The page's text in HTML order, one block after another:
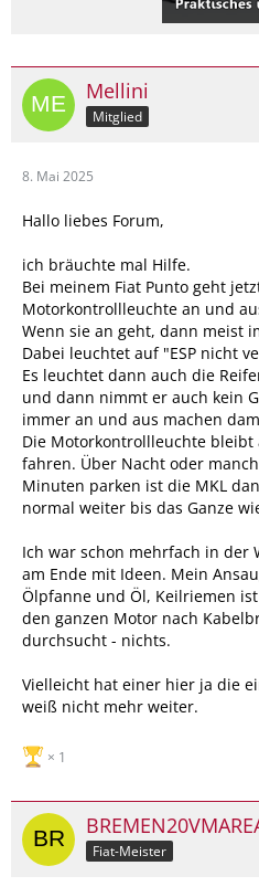
Mellini
Mitglied
8. Mai 2025
Hallo liebes Forum,
ich bräuchte mal Hilfe.
Bei meinem Fiat Punto geht
Motorkontrollleuchte an und
Wenn sie an geht, dann meist
Dabei leuchtet auf "ESP nicht
Es leuchtet dann auch die
und dann nimmt er auch kein
immer an und aus machen
Die Motorkontrollleuchte
fahren. Über Nacht oder
Minuten parken ist die MKL
normal weiter bis das Ganze
Ich war schon mehrfach in der
am Ende mit Ideen. Mein
Ölpfanne und Öl, Keilriemen
den ganzen Motor nach
durchsucht - nichts.
Vielleicht hat einer hier ja die
weiß nicht mehr weiter.
1
Fiat-Meister